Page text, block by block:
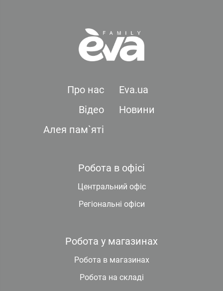
Про нас
Eva.ua
Відео
Новини
Алея пам`яті
Робота в офісі
Центральний офіс
Регіональні офіси
Робота у магазинах
Робота в магазинах
Робота на складі